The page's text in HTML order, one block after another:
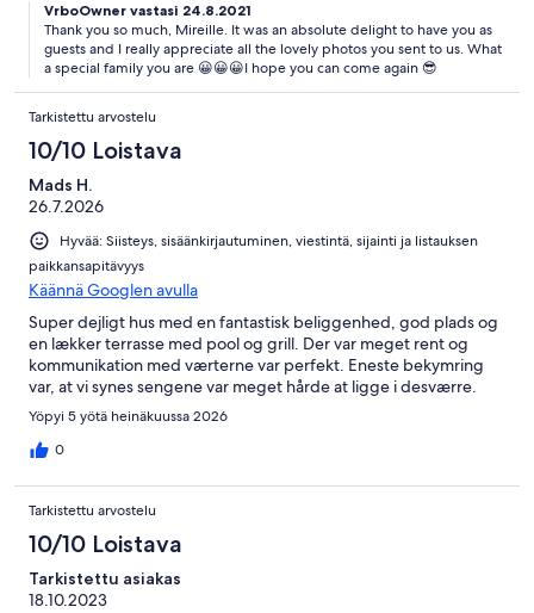
I feel like we made some nieuw friends❤️ Thanks Debbie,
Denise and Jimmy, See you soon, Erik, Mireille and Valentijn
VrboOwner vastasi 24.8.2021
Thank you so much, Mireille. It was an absolute delight to have you as
guests and I really appreciate all the lovely photos you sent to us. What
a special family you are 😀😀😀I hope you can come again 😎
Tarkistettu arvostelu
10/10 Loistava
Mads H.
26.7.2026
Hyvää: Siisteys, sisäänkirjautuminen, viestintä, sijainti ja listauksen
paikkansapitävyys
Käännä Googlen avulla
Super dejligt hus med en fantastisk beliggenhed, god plads og
en lækker terrasse med pool og grill. Der var meget rent og
kommunikation med værterne var perfekt. Eneste bekymring
var, at vi synes sengene var meget hårde at ligge i desværre.
Yöpyi 5 yötä heinäkuussa 2026
0
Tarkistettu arvostelu
10/10 Loistava
Tarkistettu asiakas
18.10.2023